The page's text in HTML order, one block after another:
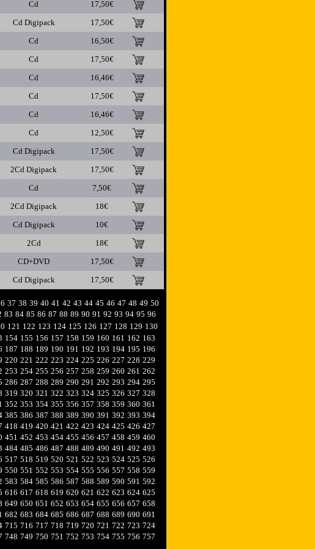
Cd
17,50€
Cd Digipack
17,50€
Cd
16,50€
Cd
17,50€
Cd
16,46€
Cd
17,50€
Cd
16,46€
Cd
12,50€
Cd Digipack
17,50€
2Cd Digipack
17,50€
Cd
7,50€
2Cd Digipack
18€
Cd Digipack
10€
2Cd
18€
CD+DVD
17,50€
Cd Digipack 17,50€
37 38 39 40 41 42 43 44 45 46 47 48 49 50
83 84 85 86 87 88 89 90 91 92 93 94 95 96
121 122 123 124 125 126 127 128 129 130
154 155 156 157 158 159 160 161 162 163
187 188 189 190 191 192 193 194 195 196
220 221 222 223 224 225 226 227 228 229
253 254 255 256 257 258 259 260 261 262
286 287 288 289 290 291 292 293 294 295
319 320 321 322 323 324 325 326 327 328
352 353 354 355 356 357 358 359 360 361
385 386 387 388 389 390 391 392 393 394
418 419 420 421 422 423 424 425 426 427
451 452 453 454 455 456 457 458 459 460
484 485 486 487 488 489 490 491 492 493
517 518 519 520 521 522 523 524 525 526
550 551 552 553 554 555 556 557 558 559
583 584 585 586 587 588 589 590 591 592
616 617 618 619 620 621 622 623 624 625
649 650 651 652 653 654 655 656 657 658
682 683 684 685 686 687 688 689 690 691
715 716 717 718 719 720 721 722 723 724
748 749 750 751 752 753 754 755 756 757